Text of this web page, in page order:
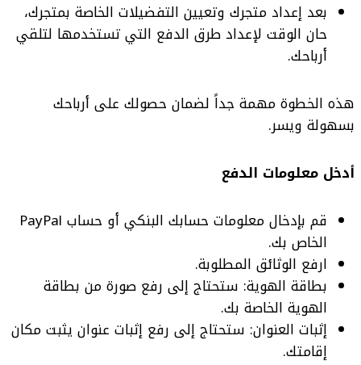
بعد إعداد متجرك وتعيين التفضيلات الخاصة بمتجرك،
حان الوقت لإعداد طرق الدفع التي تستخدمها لتلقي
أرباحك.
هذه الخطوة مهمة جداً لضمان حصولك على أرباحك
بسهولة ويسر.
أدخل معلومات الدفع
قم بإدخال معلومات حسابك البنكي أو حساب PayPal
الخاص بك.
ارفع الوثائق المطلوبة.
بطاقة الهوية: ستحتاج إلى رفع صورة من بطاقة
الهوية الخاصة بك.
إثبات العنوان: ستحتاج إلى رفع إثبات عنوان يثبت مكان
إقامتك.